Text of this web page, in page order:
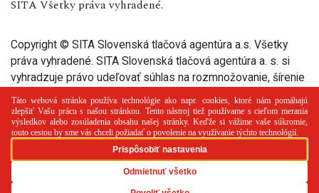
SITA Všetky práva vyhradené.
Copyright © SITA Slovenská tlačová agentúra a.s. Všetky
práva vyhradené. SITA Slovenská tlačová agentúra a. s. si
vyhradzuje právo udeľovať súhlas na rozmnožovanie, šírenie
PR článok